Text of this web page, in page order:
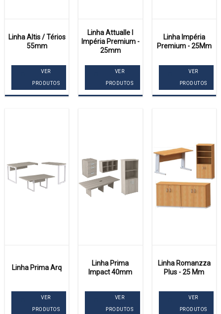
Linha Altis / Térios
55mm
VER
PRODUTOS
Linha Attualle I
Impéria Premium -
25mm
VER
PRODUTOS
Linha Impéria
Premium - 25Mm
VER
PRODUTOS
Linha Prima Arq
VER
PRODUTOS
Linha Prima
Impact 40mm
VER
PRODUTOS
Linha Romanzza
Plus - 25 Mm
VER
PRODUTOS